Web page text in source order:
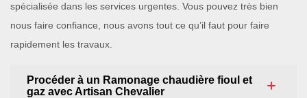
spécialisée dans les services urgentes. Vous pouvez très bien
nous faire confiance, nous avons tout ce qu’il faut pour faire
rapidement les travaux.
Procéder à un Ramonage chaudière fioul et
gaz avec Artisan Chevalier